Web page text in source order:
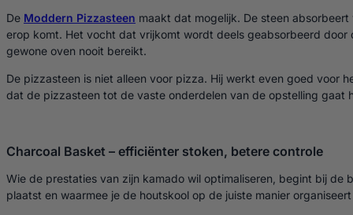
De Moddern Pizzasteen maakt dat mogelijk. De steen
erop komt. Het vocht dat vrijkomt wordt deels geabsorbeerd
gewone oven nooit bereikt.
De pizzasteen is niet alleen voor pizza. Hij werkt even goed voor
dat de pizzasteen tot de vaste onderdelen van de opstelling gaat
Charcoal Basket – efficiënter stoken, betere controle
Wie de prestaties van zijn kamado wil optimaliseren, begint bij de
plaatst en waarmee je de houtskool op de juiste manier